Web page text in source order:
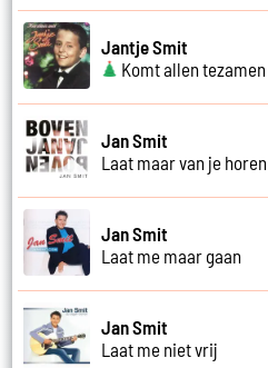
Jantje Smit
Komt allen tezamen
Jan Smit
Laat maar van je horen
Jan Smit
Laat me maar gaan
Jan Smit
Laat me niet vrij